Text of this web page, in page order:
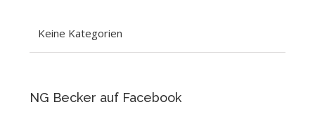
Keine Kategorien
NG Becker auf Facebook